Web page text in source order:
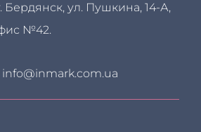
Бердянск, ул. Пушкина, 14-А,
№42.
info@inmark.com.ua